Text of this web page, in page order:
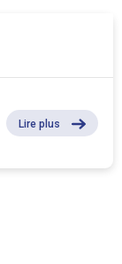
Lire plus